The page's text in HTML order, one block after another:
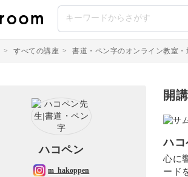
> すべての講座 > 書道・ペン字のオンライン教室・
ハコペン
m_hakoppen
開
ハコ
心に
ード